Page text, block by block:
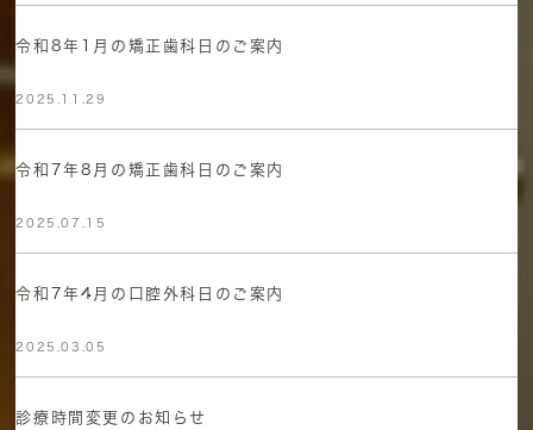
令和8年1月の矯正歯科日のご案内
2025.11.29
令和7年8月の矯正歯科日のご案内
2025.07.15
令和7年4月の口腔外科日のご案内
2025.03.05
診療時間変更のお知らせ